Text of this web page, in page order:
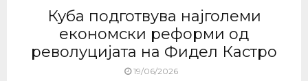
Куба подготвува најголеми
економски реформи од
револуцијата на Фидел Кастро
19/06/2026